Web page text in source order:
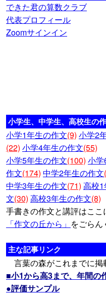
できた君の算数クラブ
代表プロフィール
Zoomサインイン
小学生、中学生、高校生の
小学1年生の作文(9) 小学2
(22) 小学4年生の作文(55)
小学5年生の作文(100) 小
作文(174) 中学2年生の作文
中学3年生の作文(71) 高校
文(30) 高校3年生の作文(8)
手書きの作文と講評はこ
「作文の丘から」 をごらん
主な記事リンク
言葉の森がこれまでに掲
■小1から高3まで、年間の
●評価サンプル